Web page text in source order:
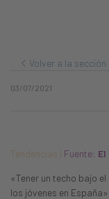
Volver a la sección
03/07/2021
Tendencias | Fuente: El
«Tener un techo bajo
los jóvenes en